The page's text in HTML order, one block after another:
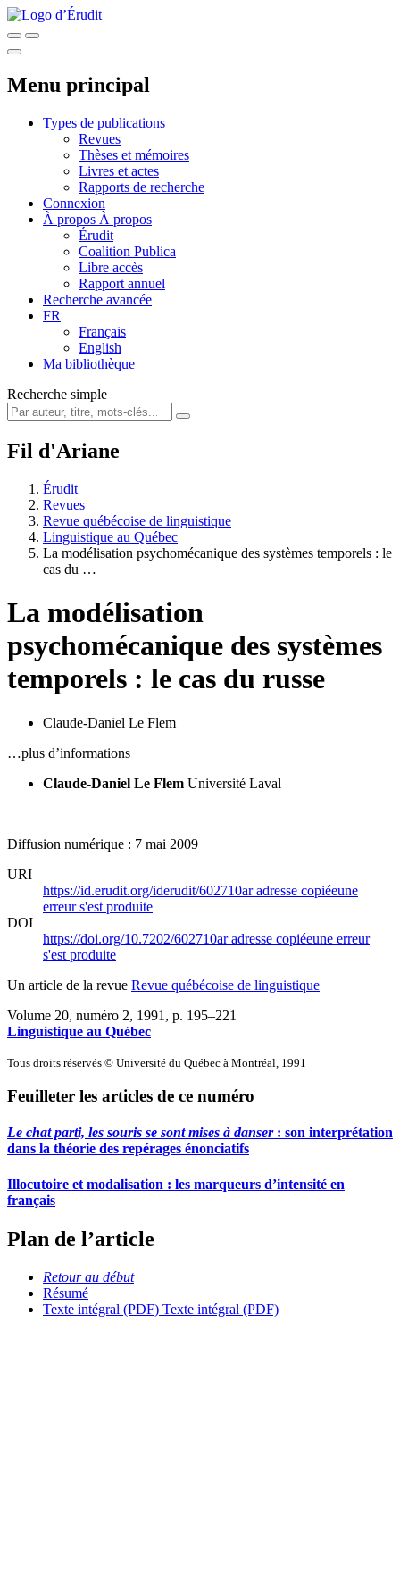
Menu principal
Types de publications
Revues
Thèses et mémoires
Livres et actes
Rapports de recherche
Connexion
À propos À propos
Érudit
Coalition Publica
Libre accès
Rapport annuel
Recherche avancée
FR
Français
English
Ma bibliothèque
Recherche simple
Fil d'Ariane
Érudit
Revues
Revue québécoise de linguistique
Linguistique au Québec
La modélisation psychomécanique des systèmes temporels : le
cas du …
La modélisation
psychomécanique des systèmes
temporels : le cas du russe
Claude-Daniel Le Flem
…plus d’informations
Claude-Daniel Le Flem Université Laval
Diffusion numérique : 7 mai 2009
URI
https://id.erudit.org/iderudit/602710aradresse copiéeune
erreur s'est produite
DOI
https://doi.org/10.7202/602710aradresse copiéeune erreur
s'est produite
Un article de la revue Revue québécoise de linguistique
Volume 20, numéro 2, 1991 , p. 195–221
Linguistique au Québec
Tous droits réservés © Université du Québec à Montréal, 1991
Feuilleter les articles de ce numéro
Le chat parti, les souris se sont mises à danser: son interprétation
dans la théorie des repérages énonciatifs
Illocutoire et modalisation : les marqueurs d’intensité en
français
Plan de l’article
Retour au début
Résumé
Texte intégral (PDF) Texte intégral (PDF)